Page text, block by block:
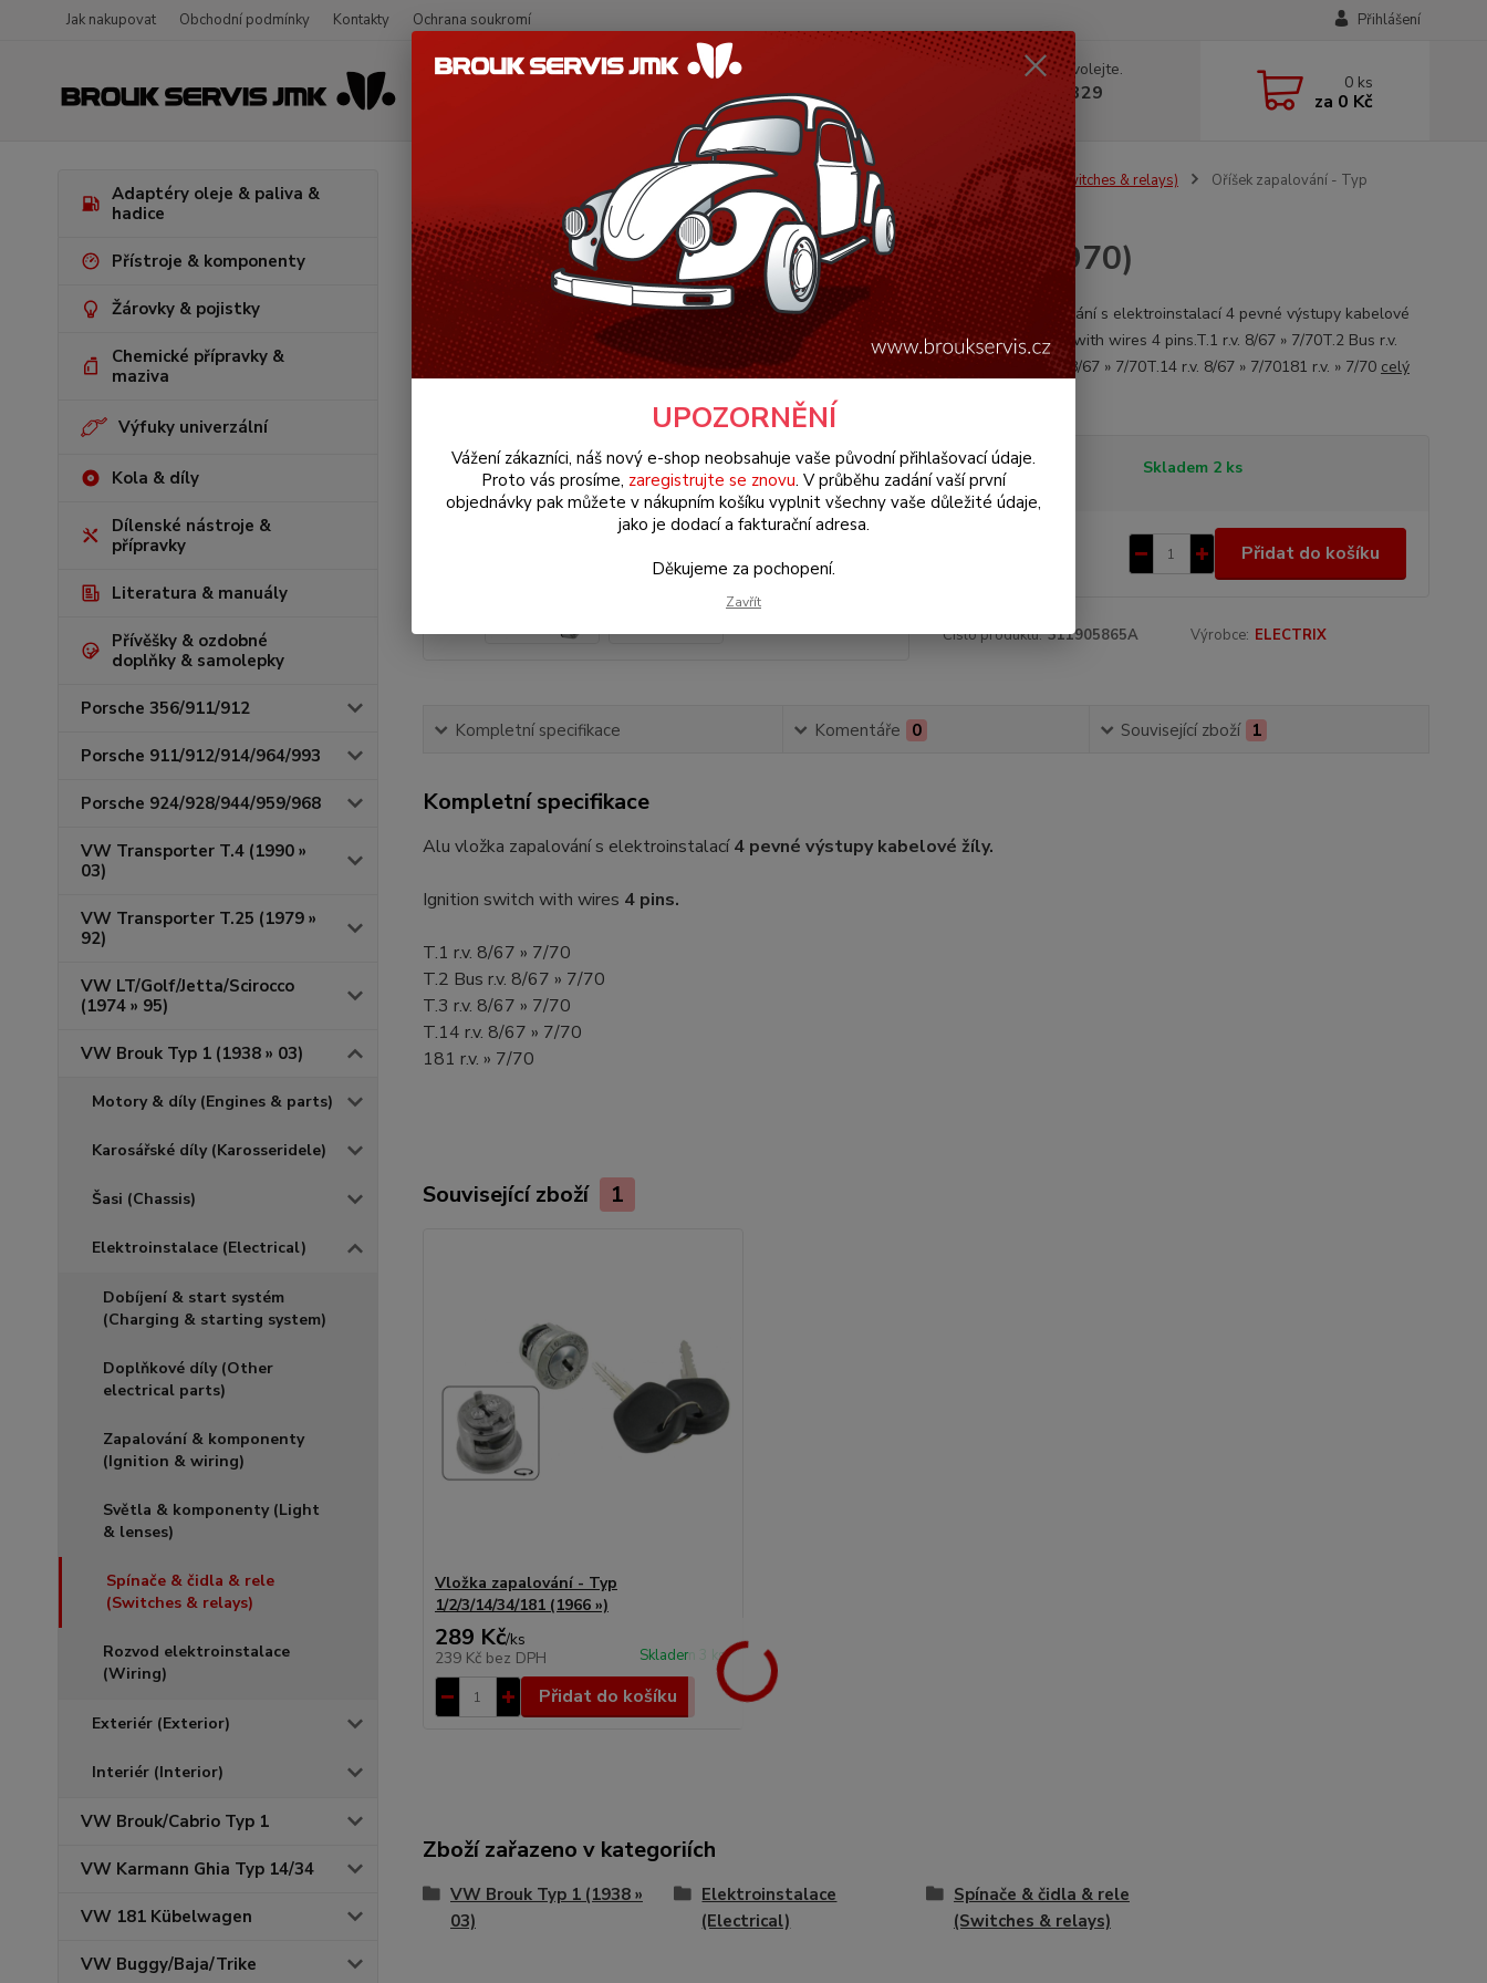
Jak nakupovat Obchodní podmínky Kontakty Ochrana soukromí Přihlášení
Hledat
Nevíte si rady? Zavolejte.
+420 602 330 329
(Po-Pá, 9-18 hod.)
0 ks
za 0 Kč
Adaptéry oleje & paliva &
hadice
Přístroje & komponenty
Žárovky & pojistky
Chemické přípravky &
maziva
Výfuky univerzální
Kola & díly
Dílenské nástroje &
přípravky
Literatura & manuály
Přívěšky & ozdobné
doplňky & samolepky
Porsche 356/911/912
Porsche 911/912/914/964/993
Porsche 924/928/944/959/968
VW Transporter T.4 (1990 »
03)
VW Transporter T.25 (1979 »
92)
VW LT/Golf/Jetta/Scirocco
(1974 » 95)
VW Brouk Typ 1 (1938 » 03)
Motory & díly (Engines & parts)
Karosářské díly (Karosseridele)
Šasi (Chassis)
Elektroinstalace (Electrical)
Dobíjení & start systém
(Charging & starting system)
Doplňkové díly (Other
electrical parts)
Zapalování & komponenty
(Ignition & wiring)
Světla & komponenty (Light
& lenses)
Spínače & čidla & rele
(Switches & relays)
Rozvod elektroinstalace
(Wiring)
Exteriér (Exterior)
Interiér (Interior)
VW Brouk/Cabrio Typ 1
VW Karmann Ghia Typ 14/34
VW 181 Kübelwagen
VW Buggy/Baja/Trike
VW Brouk Typ 1 (1938 » 03) Elektroinstalace (Electrical) Spínače & čidla & rele (Switches & relays)
Oříšek zapalování - Typ
Oříšek zapalování - Typ 1/2/3/14/181 (» 1970)
Alu vložka zapalování s elektroinstalací 4 pevné výstupy kabelové
žíly.Ignition switch with wires 4 pins.T.1 r.v. 8/67 » 7/70T.2 Bus r.v.
8/67 » 7/70T.3 r.v. 8/67 » 7/70T.14 r.v. 8/67 » 7/70181 r.v. » 7/70 celý
Dostupnost Skladem 2 ks
Přidat do košíku
Číslo produktu: 311905865A Výrobce: ELECTRIX
Kompletní specifikace Komentáře 0 Související zboží 1
Kompletní specifikace
Alu vložka zapalování s elektroinstalací4 pevné výstupy kabelové žíly.
Ignition switch with wires 4 pins.
T.1 r.v. 8/67 » 7/70
T.2 Bus r.v. 8/67 » 7/70
T.3 r.v. 8/67 » 7/70
T.14 r.v. 8/67 » 7/70
181 r.v. » 7/70
Související zboží 1
Vložka zapalování - Typ
1/2/3/14/34/181 (1966 »)
289 Kč/ks
239 Kč bez DPH Skladem 3 ks
Přidat do košíku
Zboží zařazeno v kategoriích
VW Brouk Typ 1 (1938 »
03)
Elektroinstalace
(Electrical)
Spínače & čidla & rele
(Switches & relays)
UPOZORNĚNÍ
Vážení zákazníci, náš nový e-shop neobsahuje vaše původní přihlašovací údaje.
Proto vás prosíme, zaregistrujte se znovu. V průběhu zadání vaší první
objednávky pak můžete v nákupním košíku vyplnit všechny vaše důležité údaje,
jako je dodací a fakturační adresa.
Děkujeme za pochopení.
Zavřít